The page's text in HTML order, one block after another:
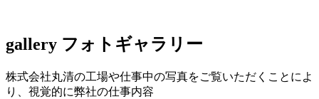
gallery フォトギャラリー
株式会社丸清の工場や仕事中の写真をご覧いただくことによ
り、視覚的に弊社の仕事内容